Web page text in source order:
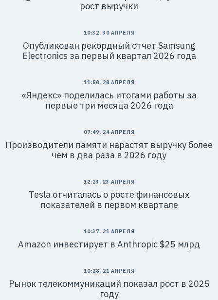
рост выручки
10:32, 30 АПРЕЛЯ
Опубликован рекордный отчет Samsung
Electronics за первый квартал 2026 года
11:50, 28 АПРЕЛЯ
«Яндекс» поделилась итогами работы за
первые три месяца 2026 года
07:49, 24 АПРЕЛЯ
Производители памяти нарастят выручку более
чем в два раза в 2026 году
12:23, 23 АПРЕЛЯ
Tesla отчиталась о росте финансовых
показателей в первом квартале
10:37, 21 АПРЕЛЯ
Amazon инвестирует в Anthropic $25 млрд
10:28, 21 АПРЕЛЯ
Рынок телекоммуникаций показал рост в 2025
году